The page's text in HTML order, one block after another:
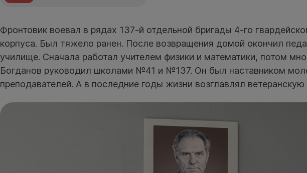
Фронтовик воевал в рядах 137-й отдельной бригады 4-го
корпуса. Был тяжело ранен. После возвращения домой окончил
училище. Сначала работал учителем физики и математики, потом
Богданов руководил школами №41 и №137. Он был наставником
преподавателей. А в последние годы жизни возглавлял